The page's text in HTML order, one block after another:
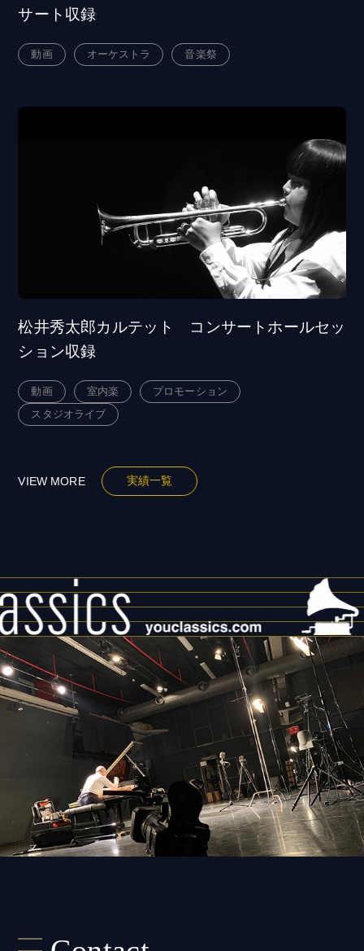
サート収録
動画 オーケストラ 音楽祭
松井秀太郎カルテット コンサートホールセッ
ション収録
動画 室内楽
プロモーション
スタジオライブ
VIEW MORE 実績一覧